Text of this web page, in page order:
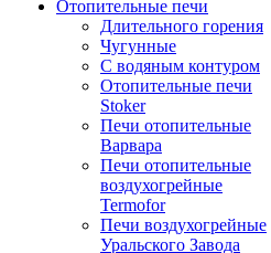
Отопительные печи
Длительного горения
Чугунные
C водяным контуром
Отопительные печи
Stoker
Печи отопительные
Варвара
Печи отопительные
воздухогрейные
Termofor
Печи воздухогрейные
Уральского Завода